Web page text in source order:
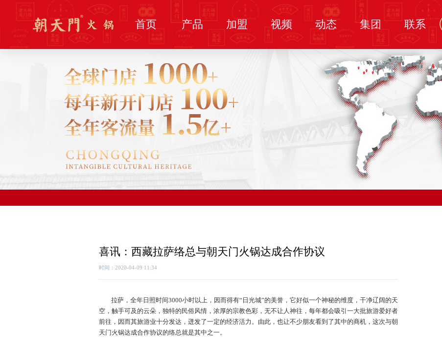
首页 产品 加盟 视频 动态 集团 联系
喜讯：西藏拉萨络总与朝天门火锅达成合作协议
时间：2020-04-09 11:34
拉萨，全年日照时间3000小时以上，因而得有“日光城”的美誉，它好似一个神秘的维度，干净辽阔的天
空，触手可及的云朵，独特的民俗风情，浓厚的宗教色彩，无不让人神往，每年都会吸引一大批旅游爱好者
前往，因而其旅游业十分发达，迸发了一定的经济活力。由此，也让不少朋友看到了其中的商机，这次与朝
天门火锅达成合作协议的络总就是其中之一。